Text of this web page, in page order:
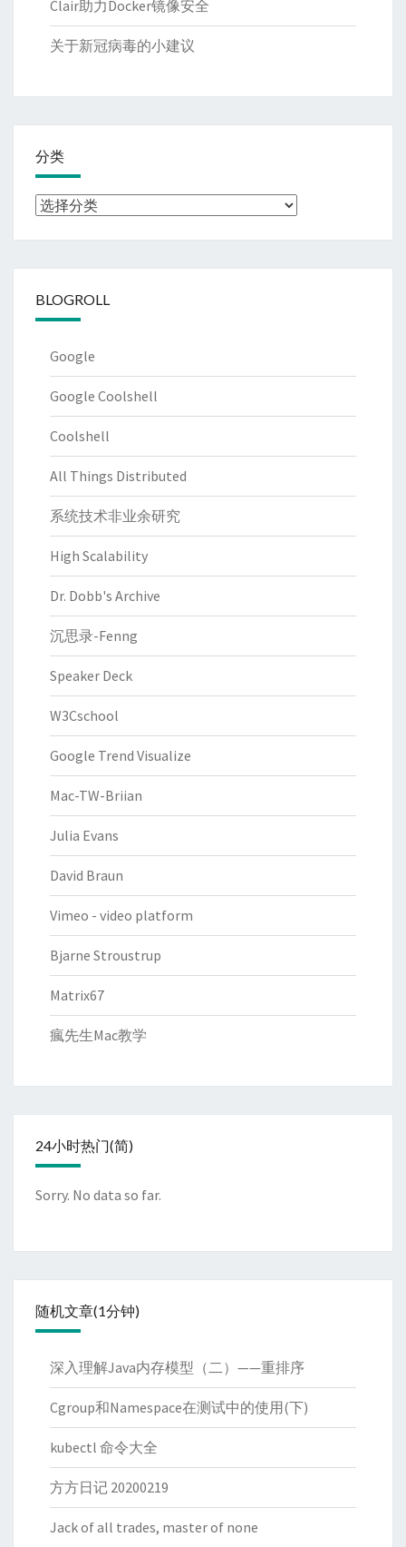
Clair助力Docker镜像安全
关于新冠病毒的小建议
分类
分
BLOGROLL
Google
Google Coolshell
Coolshell
All Things Distributed
系统技术非业余研究
High Scalability
Dr. Dobb's Archive
沉思录-Fenng
Speaker Deck
W3Cschool
Google Trend Visualize
Mac-TW-Briian
Julia Evans
David Braun
Vimeo - video platform
Bjarne Stroustrup
Matrix67
瘋先生Mac教学
24小时热门(简)
Sorry. No data so far.
随机文章(1分钟)
深入理解Java内存模型（二）——重排序
Cgroup和Namespace在测试中的使用(下)
kubectl 命令大全
方方日记 20200219
Jack of all trades, master of none